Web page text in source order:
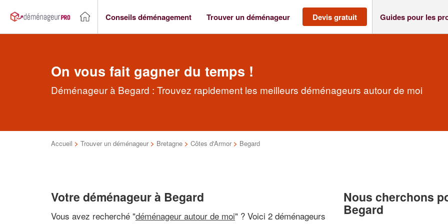
Conseils déménagement Trouver un déménageur Devis gratuit Guides pour les
On vous fait gagner du temps !
Déménageur à Begard : Trouvez rapidement les meilleurs déménageurs autour de moi
Accueil > Trouver un déménageur > Bretagne > Côtes d'Armor > Begard
Votre déménageur à Begard
Vous avez recherché "déménageur autour de moi" ? Voici 2 déménageurs
Nous cherchons
Begard